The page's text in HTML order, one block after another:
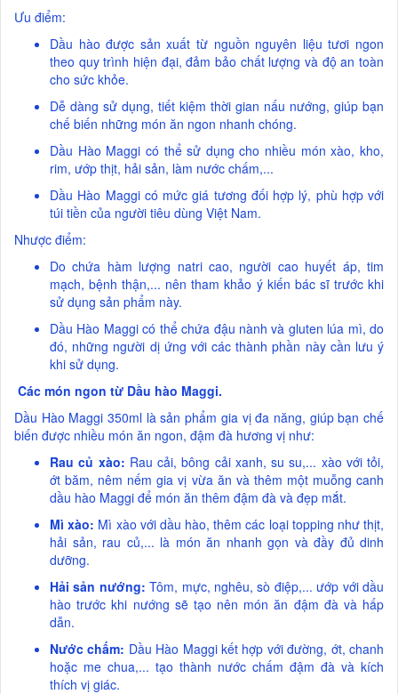
Ưu điểm:
Dầu hào được sản xuất từ nguồn nguyên liệu tươi ngon
theo quy trình hiện đại, đảm bảo chất lượng và độ an toàn
cho sức khỏe.
Dễ dàng sử dụng, tiết kiệm thời gian nấu nướng, giúp bạn
chế biến những món ăn ngon nhanh chóng.
Dầu Hào Maggi có thể sử dụng cho nhiều món xào, kho,
rim, ướp thịt, hải sản, làm nước chấm,...
Dầu Hào Maggi có mức giá tương đối hợp lý, phù hợp với
túi tiền của người tiêu dùng Việt Nam.
Nhược điểm:
Do chứa hàm lượng natri cao, người cao huyết áp, tim
mạch, bệnh thận,... nên tham khảo ý kiến bác sĩ trước khi
sử dụng sản phẩm này.
Dầu Hào Maggi có thể chứa đậu nành và gluten lúa mì, do
đó, những người dị ứng với các thành phần này cần lưu ý
khi sử dụng.
Các món ngon từ Dầu hào Maggi.
Dầu Hào Maggi 350ml là sản phẩm gia vị đa năng, giúp bạn chế
biến được nhiều món ăn ngon, đậm đà hương vị như:
Rau củ xào: Rau cải, bông cải xanh, su su,... xào với tỏi,
ớt băm, nêm nếm gia vị vừa ăn và thêm một muỗng canh
dầu hào Maggi để món ăn thêm đậm đà và đẹp mắt.
Mì xào: Mì xào với dầu hào, thêm các loại topping như thịt,
hải sản, rau củ,... là món ăn nhanh gọn và đầy đủ dinh
dưỡng.
Hải sản nướng:Tôm, mực, nghêu, sò điệp,... ướp với dầu
hào trước khi nướng sẽ tạo nên món ăn đậm đà và hấp
dẫn.
Nước chấm: Dầu Hào Maggi kết hợp với đường, ớt, chanh
hoặc me chua,... tạo thành nước chấm đậm đà và kích
thích vị giác.